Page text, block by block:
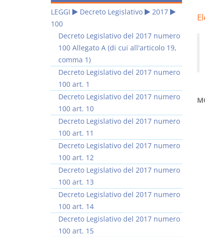
LEGGI Decreto Legislativo
2017
100
Decreto Legislativo del 2017 numero
100 Allegato A (di cui all'articolo 19,
comma 1)
Decreto Legislativo del 2017 numero
100 art. 1
Decreto Legislativo del 2017 numero
100 art. 10
Decreto Legislativo del 2017 numero
100 art. 11
Decreto Legislativo del 2017 numero
100 art. 12
Decreto Legislativo del 2017 numero
100 art. 13
Decreto Legislativo del 2017 numero
100 art. 14
Decreto Legislativo del 2017 numero
100 art. 15
relazione giuridica
Versione ebook
I Singoli Contratti
D. Minussi
Versione ebook
(iva incl.)